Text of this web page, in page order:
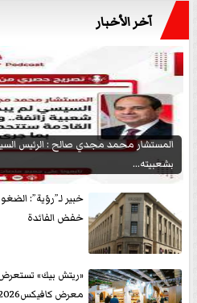
آخر الأخبار
المستشار محمد مجدي صالح : الرئيس
بشعبيته...
خبير لـ”رؤية”:
خفض الفائدة
«ريتش بيك»
معرض كافيكس2026 وتطرح 10 منتجات...